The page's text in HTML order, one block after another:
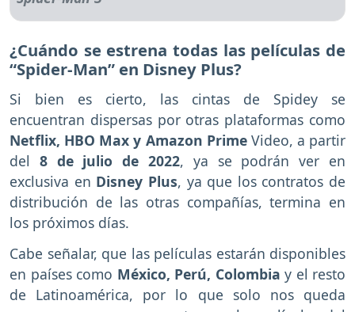
¿Cuándo se estrena todas las películas de
“Spider-Man” en Disney Plus?
Si bien es cierto, las cintas de Spidey se
encuentran dispersas por otras plataformas como
Netflix, HBO Max y Amazon PrimeVideo, a partir
del 8 de julio de 2022, ya se podrán ver en
exclusiva en Disney Plus, ya que los contratos de
distribución de las otras compañías, termina en
los próximos días.
Cabe señalar, que las películas estarán disponibles
en países como México, Perú, Colombia y el resto
de Latinoamérica, por lo que solo nos queda